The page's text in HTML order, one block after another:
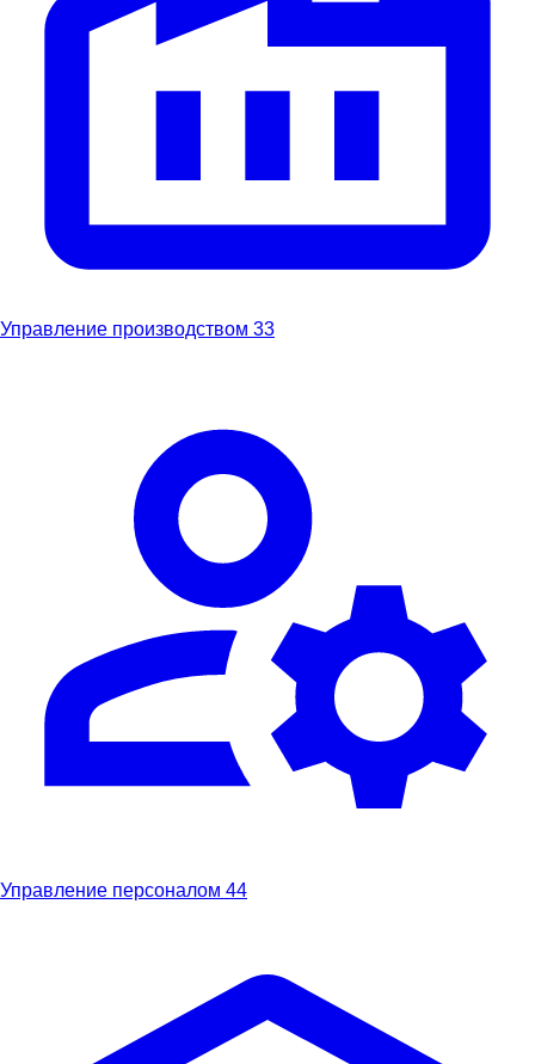
Управление производством 33
Управление персоналом 44